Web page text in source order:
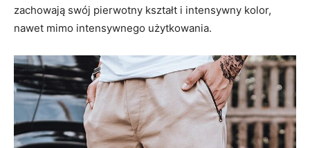
zachowają swój pierwotny kształt i intensywny kolor,
nawet mimo intensywnego użytkowania.